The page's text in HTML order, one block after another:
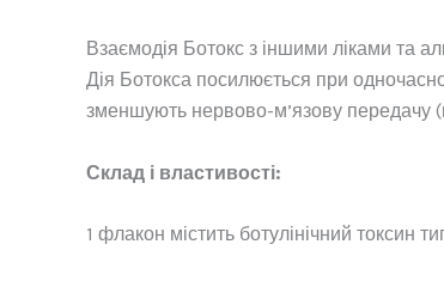
Взаємодія Ботокс з іншими ліками та
Дія Ботокса посилюється при
зменшують нервово-м’язову передачу
Склад і властивості:
1 флакон містить ботулінічний